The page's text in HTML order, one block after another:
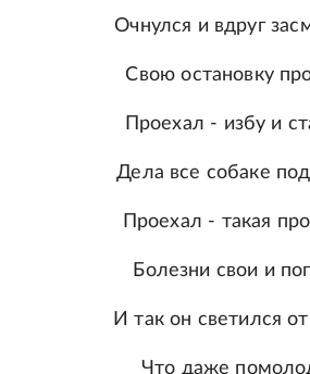
Очнулся и вдруг
Свою остановку
Проехал - избу и
Дела все собаке под
Проехал - такая
Болезни свои и
И так он светился
Что даже